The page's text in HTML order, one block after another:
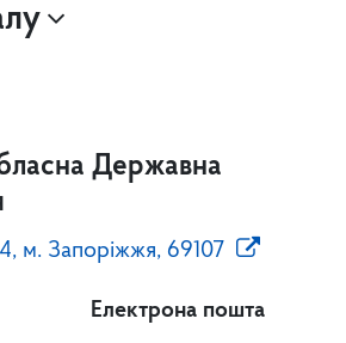
Державна
м. Запоріжжя, 69107
Електрона пошта